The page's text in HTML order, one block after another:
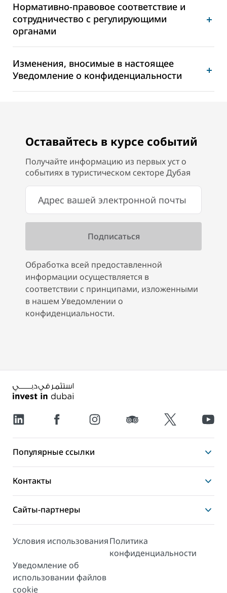
Нормативно-правовое соответствие и
сотрудничество с регулирующими
органами
Изменения, вносимые в настоящее
Уведомление о конфиденциальности
Оставайтесь в курсе событий
Получайте информацию из первых уст о
событиях в туристическом секторе Дубая
Обработка всей предоставленной
информации осуществляется в
соответствии с принципами, изложенными
в нашем Уведомлении о
конфиденциальности.
Популярные ссылки
Контакты
Сайты-партнеры
Условия использованияПолитика
конфиденциальности
Уведомление об
использовании файлов
cookie